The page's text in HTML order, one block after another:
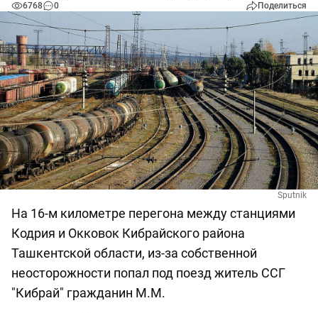
6768 0 Поделиться
Sputnik
На 16-м километре перегона между станциями
Кодрия и Окковок Кибрайского района
Ташкентской области, из-за собственной
неосторожности попал под поезд житель ССГ
"Кибрай" гражданин М.М.